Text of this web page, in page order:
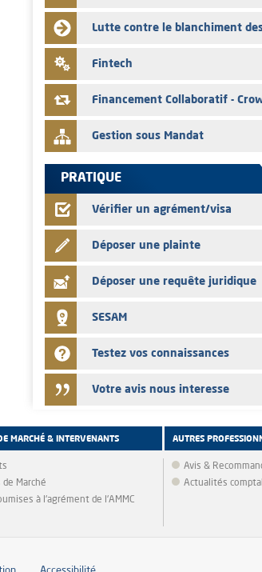
03/08/2026
Liste des agréments et visas d'OPCVM
pour le mois de juillet 2026
L' AMMC publie les indicateurs mensuels du
Lutte contre le blanchiment
Fintech
Financement Collaboratif -
Gestion sous Mandat
PRATIQUE
Vérifier un agrément/visa
Déposer une plainte
Déposer une requête juridique
SESAM
Testez vos connaissances
Votre avis nous interesse
MARCHÉ & INTERVENANTS
Marché
à l'agrément de l'AMMC
AUTRES
Avis &
Actualités